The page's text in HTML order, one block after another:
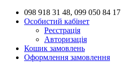
098 918 31 48, 099 050 84 17
Особистий кабінет
Реєстрація
Авторизація
Кошик замовлень
Оформлення замовлення